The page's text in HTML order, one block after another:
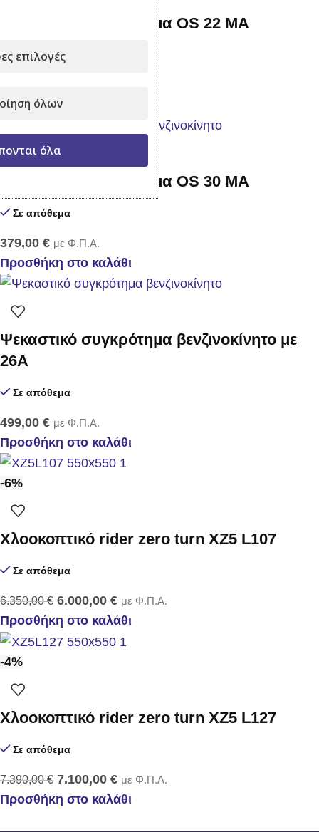
Ψεκαστικό συγκρότημα OS 22 MA
Σε απόθεμα
Προσθήκη στο καλάθι
Ψεκαστικό συγκρότημα OS 30 MA
Σε απόθεμα
379,00 € με Φ.Π.Α.
Προσθήκη στο καλάθι
Ψεκαστικό συγκρότημα βενζινοκίνητο με
26Α
Σε απόθεμα
499,00 € με Φ.Π.Α.
Προσθήκη στο καλάθι
-6%
Χλοοκοπτικό rider zero turn XZ5 L107
Σε απόθεμα
6.350,00€ 6.000,00 € με Φ.Π.Α.
Προσθήκη στο καλάθι
-4%
Χλοοκοπτικό rider zero turn XZ5 L127
Σε απόθεμα
7.390,00€ 7.100,00 € με Φ.Π.Α.
Προσθήκη στο καλάθι
επιλογές
όλων
όλα